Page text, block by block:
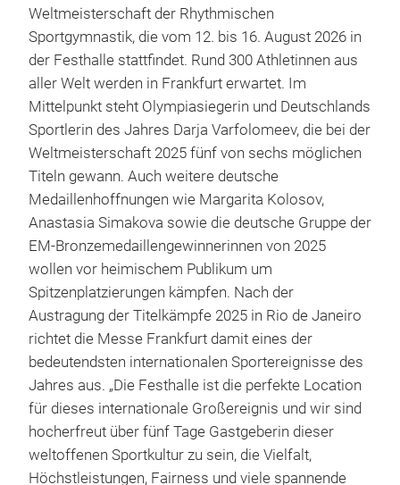
Weltmeisterschaft der Rhythmischen
Sportgymnastik, die vom 12. bis 16. August 2026 in
der Festhalle stattfindet. Rund 300 Athletinnen aus
aller Welt werden in Frankfurt erwartet. Im
Mittelpunkt steht Olympiasiegerin und Deutschlands
Sportlerin des Jahres Darja Varfolomeev, die bei der
Weltmeisterschaft 2025 fünf von sechs möglichen
Titeln gewann. Auch weitere deutsche
Medaillenhoffnungen wie Margarita Kolosov,
Anastasia Simakova sowie die deutsche Gruppe der
EM-Bronzemedaillengewinnerinnen von 2025
wollen vor heimischem Publikum um
Spitzenplatzierungen kämpfen. Nach der
Austragung der Titelkämpfe 2025 in Rio de Janeiro
richtet die Messe Frankfurt damit eines der
bedeutendsten internationalen Sportereignisse des
Jahres aus. „Die Festhalle ist die perfekte Location
für dieses internationale Großereignis und wir sind
hocherfreut über fünf Tage Gastgeberin dieser
weltoffenen Sportkultur zu sein, die Vielfalt,
Höchstleistungen, Fairness und viele spannende